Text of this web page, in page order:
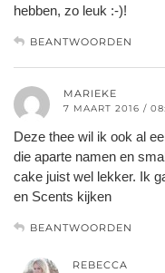
hebben, zo leuk :-)!
BEANTWOORDEN
MARIEKE
7 MAART 2016 /
Deze thee wil ik ook al
die aparte namen en
cake juist wel lekker. Ik
en Scents kijken
BEANTWOORDEN
REBECCA